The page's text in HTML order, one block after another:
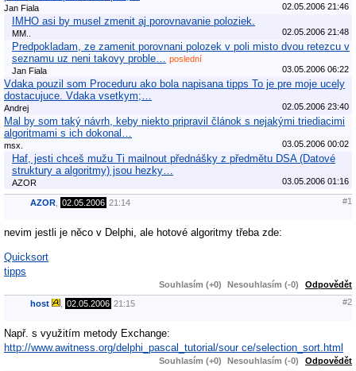
Jan Fiala 02.05.2006 21:46
IMHO asi by musel zmenit aj porovnavanie poloziek.
MM.. 02.05.2006 21:48
Predpokladam, ze zamenit porovnani polozek v poli misto dvou retezcu v
seznamu uz neni takovy proble…
poslední
Jan Fiala
03.05.2006 06:22
Vdaka pouzil som Proceduru ako bola napisana tipps To je pre moje ucely
dostacujuce. Vdaka vsetkym;…
Andrej 02.05.2006 23:40
Mal by som taký návrh, keby niekto pripravil článok s nejakými triediacimi
algoritmami s ich dokonal…
msx. 03.05.2006 00:02
Haf, jesti chceš mužu Ti mailnout přednášky z předmětu DSA (Datové
struktury a algoritmy) jsou hezky…
AZOR 03.05.2006 01:16
AZOR 02.05.2006 21:14 #1
nevim jestli je něco v Delphi, ale hotové algoritmy třeba zde:
Quicksort
tipps
Souhlasím (+0) Nesouhlasím (-0) Odpovědět
host 02.05.2006 21:15 #2
Např. s využitím metody Exchange:
http://www.awitness.org/delphi_pascal_tutorial/sour ce/selection_sort.html
Souhlasím (+0) Nesouhlasím (-0) Odpovědět